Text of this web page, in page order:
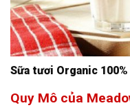
Sữa tươi Organic 100%
Quy Mô của